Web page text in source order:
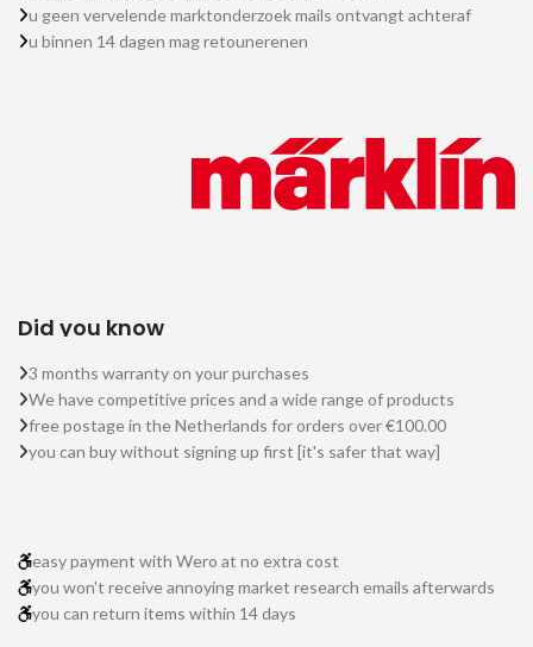
u geen vervelende marktonderzoek mails ontvangt achteraf
u binnen 14 dagen mag retounerenen
Did you know
3 months warranty on your purchases
We have competitive prices and a wide range of products
free postage in the Netherlands for orders over €100.00
you can buy without signing up first [it's safer that way]
easy payment with Wero at no extra cost
you won't receive annoying market research emails afterwards
you can return items within 14 days